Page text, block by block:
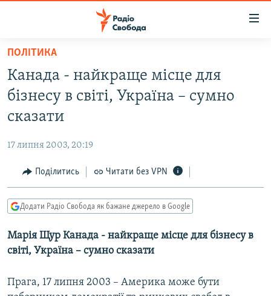
Перейти
основного
матеріалу
до
основної
Перейти
до
пошуку
ВСЕ ЗА ДОБУ
СУСПІЛЬСТВО
УКРАЇНА
РОСІЙСЬКА «ФІЛЬТРАЦІЯ»
ДОНБАС.РЕАЛІЇ
ТИ ЯК?
СХЕМИ
КИТАЙ.ВИКЛИКИ
МУЛЬТИМЕДІА
ПОЛІТИКА
Канада - найкраще місце для
бізнесу в світі, Україна – сумно
сказати
17 липня 2003, 20:19
Поділитись Читати без VPN
Додати Радіо Свобода як бажане джерело в Google
Марія Щур Канада - найкраще місце для бізнесу в
світі, Україна – сумно сказати
Прага, 17 липня 2003 – Америка може бути